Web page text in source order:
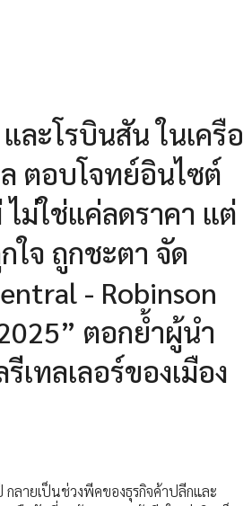
ละโรบินสัน ในเครือ
ตอบโจทย์อินไซต์
ม่ใช่แค่ลดราคา แต่
ใจ ถูกชะตา จัด
- Robinson
ตอกย้ำผู้นำ
เทลเลอร์ของเมือง
ลายเป็นช่วงพีคของธุรกิจค้าปลีกและ